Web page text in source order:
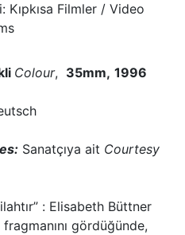
Kıpkısa Filmler / Video
Colour, 35mm, 1996
Sanatçıya ait Courtesy
: Elisabeth Büttner
gördüğünde,